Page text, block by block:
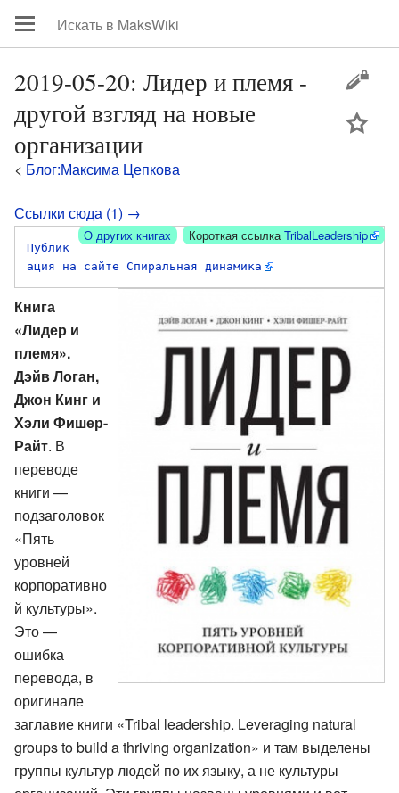
2019-05-20: Лидер и племя -
другой взгляд на новые
организации
< Блог:Максима Цепкова
Ссылки сюда (1) →
Короткая ссылкаTribalLeadership
О других книгах
Публик
ация на сайте Спиральная динамика
Книга
«Лидер и
племя».
Дэйв Логан,
Джон Кинг и
Хэли Фишер-
Райт. В
переводе
книги —
подзаголовок
«Пять
уровней
корпоративно
й культуры».
Это —
ошибка
перевода, в
оригинале
заглавие книги «Tribal leadership. Leveraging natural
groups to build a thriving organization» и там выделены
группы культур людей по их языку, а не культуры